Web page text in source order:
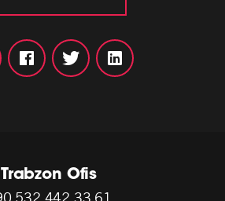
Trabzon Ofis
532 442 33 61